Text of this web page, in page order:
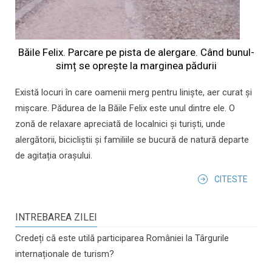
Băile Felix. Parcare pe pista de alergare. Când bunul-
simț se oprește la marginea pădurii
Există locuri în care oamenii merg pentru liniște, aer curat și
mișcare. Pădurea de la Băile Felix este unul dintre ele. O
zonă de relaxare apreciată de localnici și turiști, unde
alergătorii, bicicliștii și familiile se bucură de natură departe
de agitația orașului.
CITESTE
INTREBAREA ZILEI
Credeți că este utilă participarea României la Târgurile
internaționale de turism?